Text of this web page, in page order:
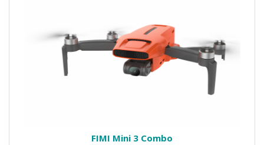
FIMI Mini 3 Combo